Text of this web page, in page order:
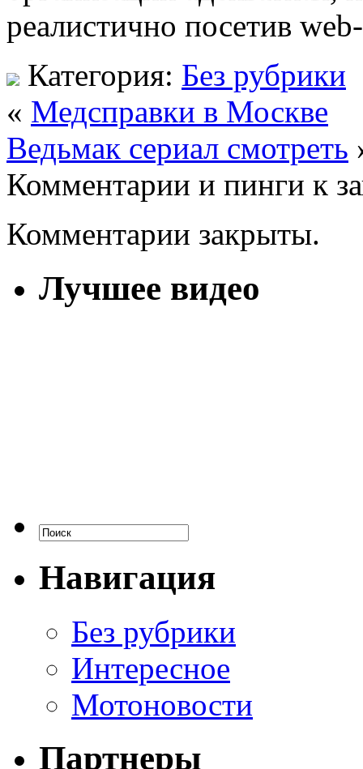
реалистично посетив
Категория: Без рубрики
« Медсправки в Москве
Ведьмак сериал смотреть
Комментарии и пинги к
Комментарии закрыты.
Лучшее видео
Навигация
Без рубрики
Интересное
Мотоновости
Партнеры